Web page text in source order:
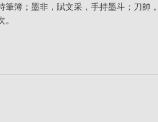
簿；墨非，賦文采，手持墨斗；刀帥